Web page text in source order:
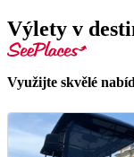
Výlety v
Využijte skvělé